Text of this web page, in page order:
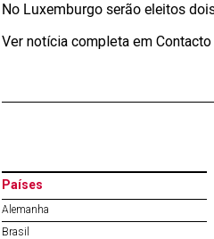
No Luxemburgo serão eleitos
Ver notícia completa em Contacto
Países
Alemanha
Brasil